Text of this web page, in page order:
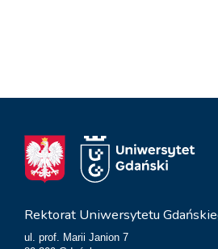
Rektorat Uniwersytetu
ul. prof. Marii Janion 7